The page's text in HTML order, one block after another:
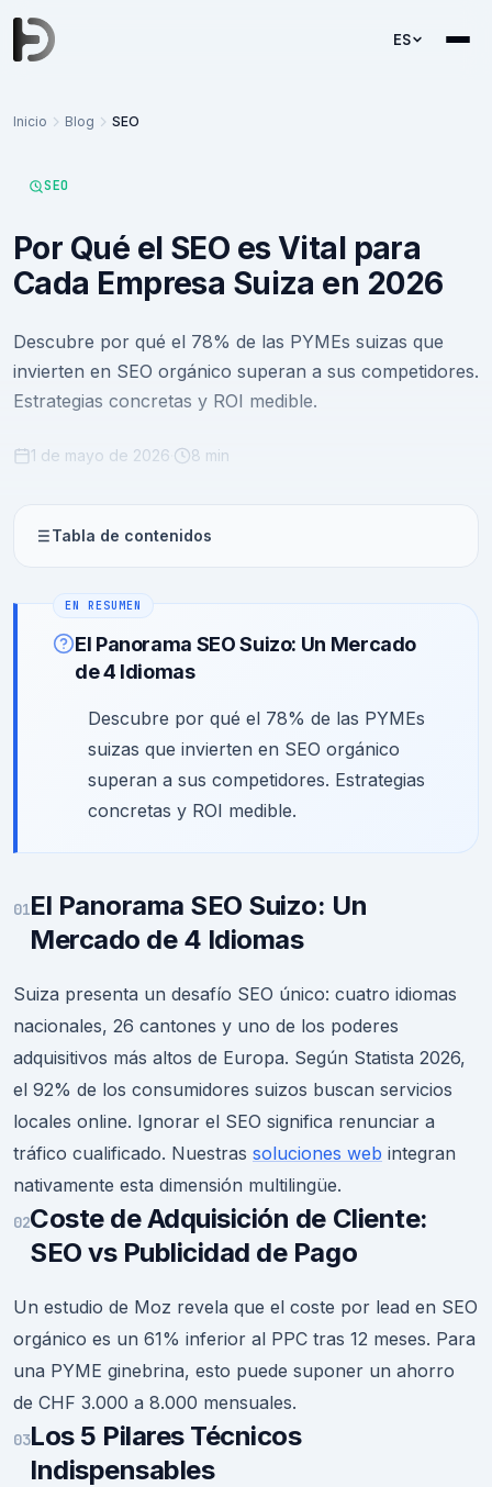
ES
Inicio Blog SEO
SEO
Por Qué el SEO es Vital para
Cada Empresa Suiza en 2026
Descubre por qué el 78% de las PYMEs suizas que
invierten en SEO orgánico superan a sus competidores.
Estrategias concretas y ROI medible.
1 de mayo de 2026 8 min
Tabla de contenidos
El Panorama SEO Suizo: Un Mercado
de 4 Idiomas
Descubre por qué el 78% de las PYMEs
suizas que invierten en SEO orgánico
superan a sus competidores. Estrategias
concretas y ROI medible.
01El Panorama SEO Suizo: Un
Mercado de 4 Idiomas
Suiza presenta un desafío SEO único: cuatro idiomas
nacionales, 26 cantones y uno de los poderes
adquisitivos más altos de Europa. Según Statista 2026,
el 92% de los consumidores suizos buscan servicios
locales online. Ignorar el SEO significa renunciar a
tráfico cualificado. Nuestras soluciones web integran
nativamente esta dimensión multilingüe.
02Coste de Adquisición de Cliente:
SEO vs Publicidad de Pago
Un estudio de Moz revela que el coste por lead en SEO
orgánico es un 61% inferior al PPC tras 12 meses. Para
una PYME ginebrina, esto puede suponer un ahorro
de CHF 3.000 a 8.000 mensuales.
03Los 5 Pilares Técnicos
Indispensables